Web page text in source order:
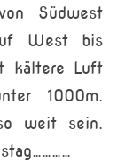
Südwest
West bis
kältere Luft
1000m.
weit sein.